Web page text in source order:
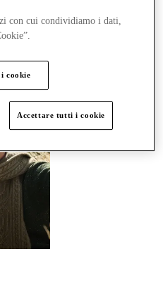
con cui condividiamo i dati,
cookie
Accettare tutti i cookie